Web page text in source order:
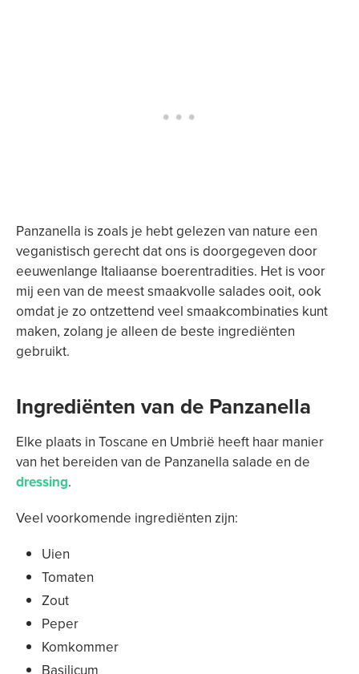
Panzanella is zoals je hebt gelezen van nature een
veganistisch gerecht dat ons is doorgegeven door
eeuwenlange Italiaanse boerentradities. Het is voor
mij een van de meest smaakvolle salades ooit, ook
omdat je zo ontzettend veel smaakcombinaties kunt
maken, zolang je alleen de beste ingrediënten
gebruikt.
Ingrediënten van de Panzanella
Elke plaats in Toscane en Umbrië heeft haar manier
van het bereiden van de Panzanella salade en de
dressing.
Veel voorkomende ingrediënten zijn:
Uien
Tomaten
Zout
Peper
Komkommer